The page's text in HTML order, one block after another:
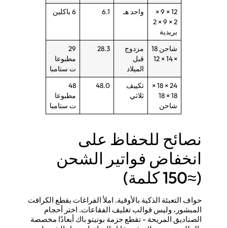
12 × 9 ×
2 × 9 × 2
بريدية
واحد هـ 6.1 6 باكلين
شاحن 18
× 14 × 12
مزدوج
قبل
الميلاد
28.3
29
مطبوعا
ت ستامبا
24 × 18 ×
18 × 18
شاحن
تكييف
ثلاثي
48.0
48
مطبوعا
ت ستامبا
نصائح للحفاظ على
انخفاض فواتير الشحن
(≈150 كلمة)
حواف التعبئة الذكية بالأوقية. املأ الفراغات بقطع الكرافت
المبشور، وليس قوالب تغليف الفقاعات. اختر أحجام
الصناديق المريحة - تقطع حزمة بونيتو باك أبعادًا مخصصة